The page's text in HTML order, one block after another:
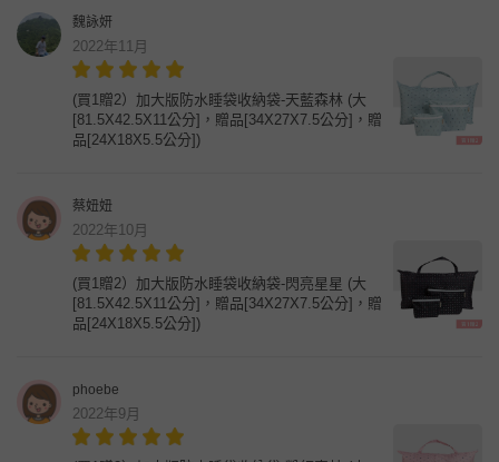
魏詠妍
2022年11月
(買1贈2）加大版防水睡袋收納袋-天藍森林 (大
[81.5X42.5X11公分]，贈品[34X27X7.5公分]，贈
品[24X18X5.5公分])
蔡妞妞
2022年10月
(買1贈2）加大版防水睡袋收納袋-閃亮星星 (大
[81.5X42.5X11公分]，贈品[34X27X7.5公分]，贈
品[24X18X5.5公分])
phoebe
2022年9月